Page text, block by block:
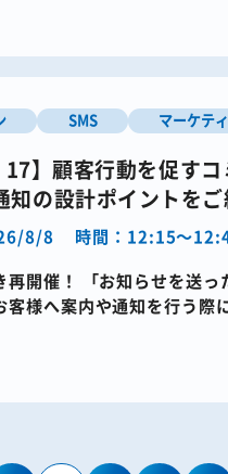
SMS マーケテ
17】顧客行動を促す
知の設計ポイントを
8/8 時間：12:15～
再開催！ 「お知らせを送
様へ案内や通知を行う際